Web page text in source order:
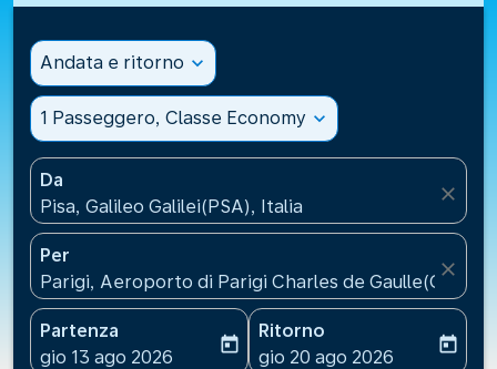
Andata e ritorno expand_more
1 Passeggero, Classe Economy expand_more
Da
Pisa, Galileo Galilei(PSA), Italia
close
Per
Parigi, Aeroporto di Parigi Charles de Gaulle(CDG),
close
Partenza
fc-booking-departure-date-aria-label
gio 13 ago 2026
today
Ritorno
fc-booking-return-date-
gio 20 ago 2026
today